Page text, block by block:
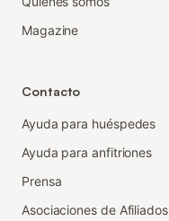
Magazine
Contacto
Ayuda para huéspedes
Ayuda para anfitriones
Prensa
Asociaciones de Afiliados